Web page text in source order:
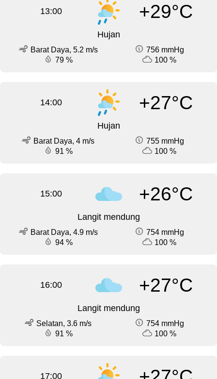
13:00 +29°C
Hujan
Barat Daya, 5.2 m/s
756 mmHg
79 %
100 %
14:00 +27°C
Hujan
Barat Daya, 4 m/s
755 mmHg
91 %
100 %
15:00 +26°C
Langit mendung
Barat Daya, 4.9 m/s
754 mmHg
94 %
100 %
16:00 +27°C
Langit mendung
Selatan, 3.6 m/s
754 mmHg
91 %
100 %
17:00